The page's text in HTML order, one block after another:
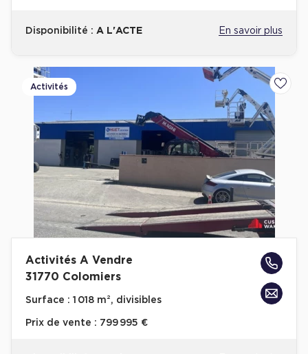
Disponibilité : A L'ACTE En savoir plus
Activités
Activités A Vendre
31770 Colomiers
Surface : 1 018 m², divisibles
Prix de vente : 799 995 €